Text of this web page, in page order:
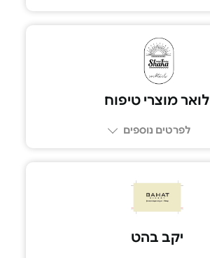
לואר מוצרי טיפוח
לפרטים נוספים
יקב בהט